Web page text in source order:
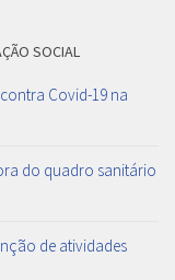
SOCIAL
Covid-19 na
do quadro sanitário
de atividades